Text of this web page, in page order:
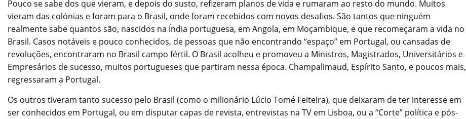
Pouco se sabe dos que vieram, e depois do susto, refizeram planos de vida e rumaram ao resto do mundo. Muitos
vieram das colónias e foram para o Brasil, onde foram recebidos com novos desafios. São tantos que ninguém
realmente sabe quantos são, nascidos na Índia portuguesa, em Angola, em Moçambique, e que recomeçaram a vida no
Brasil. Casos notáveis e pouco conhecidos, de pessoas que não encontrando “espaço” em Portugal, ou cansadas de
revoluções, encontraram no Brasil campo fértil. O Brasil acolheu e promoveu a Ministros, Magistrados, Universitários e
Empresários de sucesso, muitos portugueses que partiram nessa época. Champalimaud, Espírito Santo, e poucos mais,
regressaram a Portugal.
Os outros tiveram tanto sucesso pelo Brasil (como o milionário Lúcio Tomé Feiteira), que deixaram de ter interesse em
ser conhecidos em Portugal, ou em disputar capas de revista, entrevistas na TV em Lisboa, ou a “Corte” política e pós-